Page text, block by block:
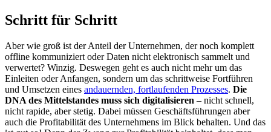
Schritt für Schritt
Aber wie groß ist der Anteil der Unternehmen, der noch komplett
offline kommuniziert oder Daten nicht elektronisch sammelt und
verwertet? Winzig. Deswegen geht es auch nicht mehr um das
Einleiten oder Anfangen, sondern um das schrittweise Fortführen
und Umsetzen eines andauernden, fortlaufenden Prozesses. Die
DNA des Mittelstandes muss sich digitalisieren – nicht schnell,
nicht rapide, aber stetig. Dabei müssen Geschäftsführungen aber
auch die Profitabilität des Unternehmens im Blick behalten. Und das